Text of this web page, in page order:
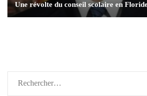
Une révolte du conseil scolaire en
Rechercher :